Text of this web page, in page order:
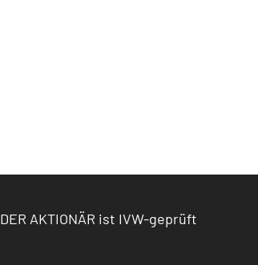
DER AKTIONÄR ist IVW-geprüft